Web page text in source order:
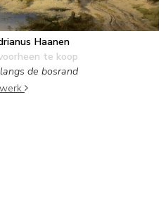
Haanen
te koop
de bosrand